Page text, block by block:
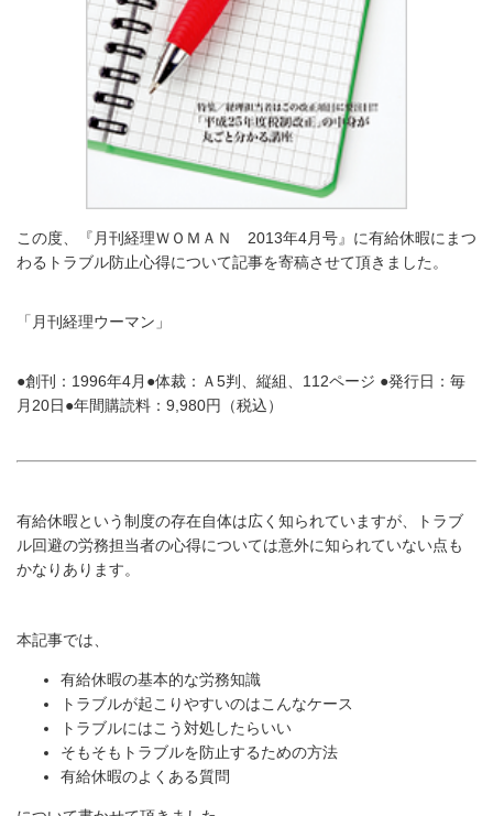
この度、『月刊経理ＷＯＭＡＮ 2013年4月号』に有給休暇にまつ
わるトラブル防止心得について記事を寄稿させて頂きました。
「月刊経理ウーマン」
●創刊：1996年4月●体裁：Ａ5判、縦組、112ページ ●発行日：毎
月20日●年間購読料：9,980円（税込）
有給休暇という制度の存在自体は広く知られていますが、トラブ
ル回避の労務担当者の心得については意外に知られていない点も
かなりあります。
本記事では、
有給休暇の基本的な労務知識
トラブルが起こりやすいのはこんなケース
トラブルにはこう対処したらいい
そもそもトラブルを防止するための方法
有給休暇のよくある質問